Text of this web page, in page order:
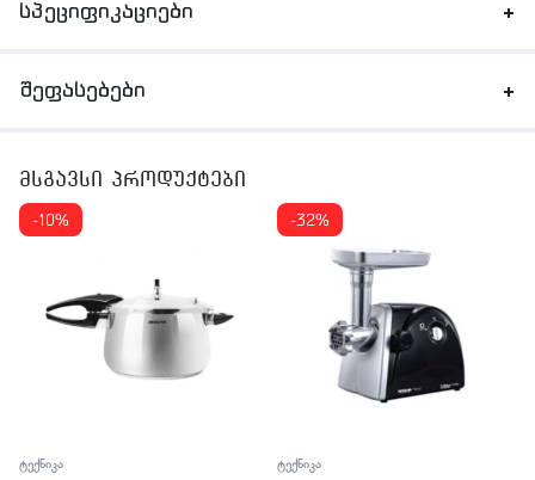
სპეციფიკაციები
შეფასებები
მსგავსი პროდუქტები
-10%
ტექნიკა
-32%
ტექნიკა